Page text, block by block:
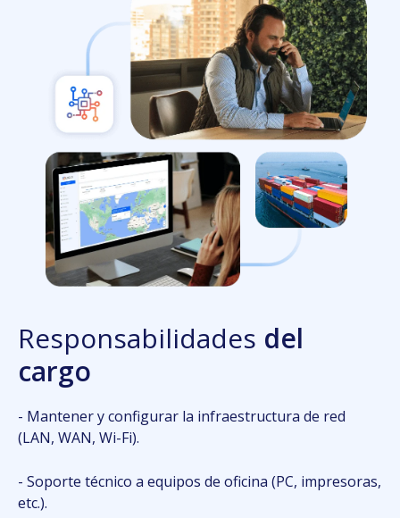
Responsabilidades del
cargo
- Mantener y configurar la infraestructura de red
(LAN, WAN, Wi-Fi).
- Soporte técnico a equipos de oficina (PC, impresoras,
etc.).